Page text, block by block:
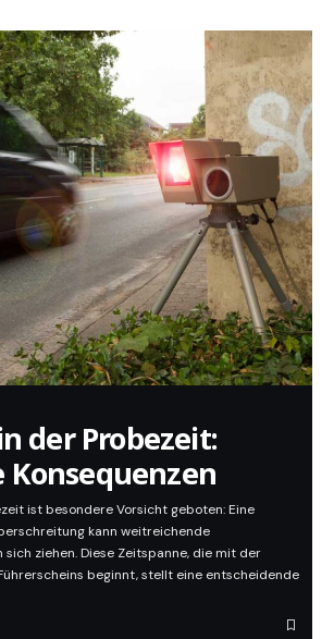
der Probezeit:
Konsequenzen
ist besondere Vorsicht geboten: Eine
kann weitreichende
sich ziehen. Diese Zeitspanne, die mit der
beginnt, stellt eine entscheidende